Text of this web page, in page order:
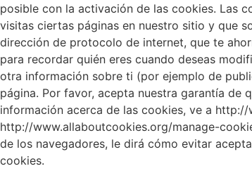
posible con la activación de las cookies. Las
visitas ciertas páginas en nuestro sitio y que
dirección de protocolo de internet, que te
para recordar quién eres cuando deseas
otra información sobre ti (por ejemplo de
página. Por favor, acepta nuestra garantía de
información acerca de las cookies, ve a
http://www.allaboutcookies.org/manage-
de los navegadores, le dirá cómo evitar
cookies.